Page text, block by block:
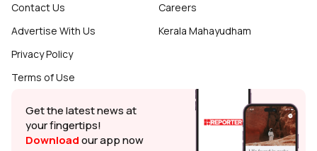
Contact Us
Advertise With Us
Privacy Policy
Terms of Use
Careers
Kerala Mahayudham
Get the latest news at
your fingertips!
Downloadour app now